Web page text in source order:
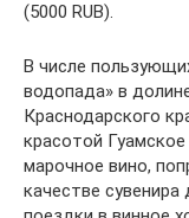
(5000 RUB).
В числе
водопада» в
Краснодарского
красотой
марочное вино,
качестве